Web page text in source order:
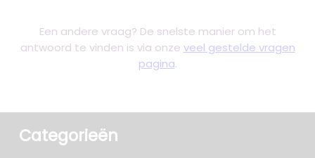
Een andere vraag? De snelste manier om het
antwoord te vinden is via onze veel gestelde vragen
pagina.
Categorieën